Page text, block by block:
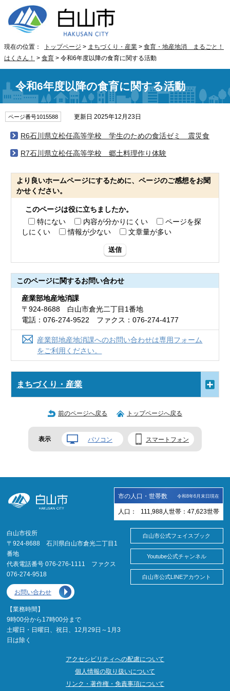
現在の位置： トップページ > まちづくり・産業 > 食育・地産地消 まるごと！
はくさん！ > 食育 > 令和6年度以降の食育に関する活動
令和6年度以降の食育に関する活動
ページ番号1015588 更新日 2025年12月23日
R6石川県立松任高等学校 学生のための食活ゼミ 震災食
R7石川県立松任高等学校 郷土料理作り体験
より良いホームページにするために、ページのご感想をお聞
かせください。
このページは役に立ちましたか。
特にない
内容が分かりにくい
ページを探
しにくい
情報が少ない 文章量が多い
送信
このページに関するお問い合わせ
産業部地産地消課
〒924-8688 白山市倉光二丁目1番地
電話：076-274-9522 ファクス：076-274-4177
産業部地産地消課へのお問い合わせは専用フォーム
をご利用ください。
まちづくり・産業
前のページへ戻る トップページへ戻る
表示 パソコン スマートフォン
市の人口・世帯数 令和8年6月末日現在
人口： 111,988 人 世帯： 47,623世帯
白山市役所
〒924-8688 石川県白山市倉光二丁目1
番地
代表電話番号 076-276-1111 ファクス
076-274-9518
お問い合わせ
【業務時間】
9時00分から17時00分まで
土曜日・日曜日、祝日、12月29日～1月3
日は除く
白山市公式フェイスブック
Youtube公式チャンネル
白山市公式LINEアカウント
アクセシビリティへの配慮について
個人情報の取り扱いについて
リンク・著作権・免責事項について